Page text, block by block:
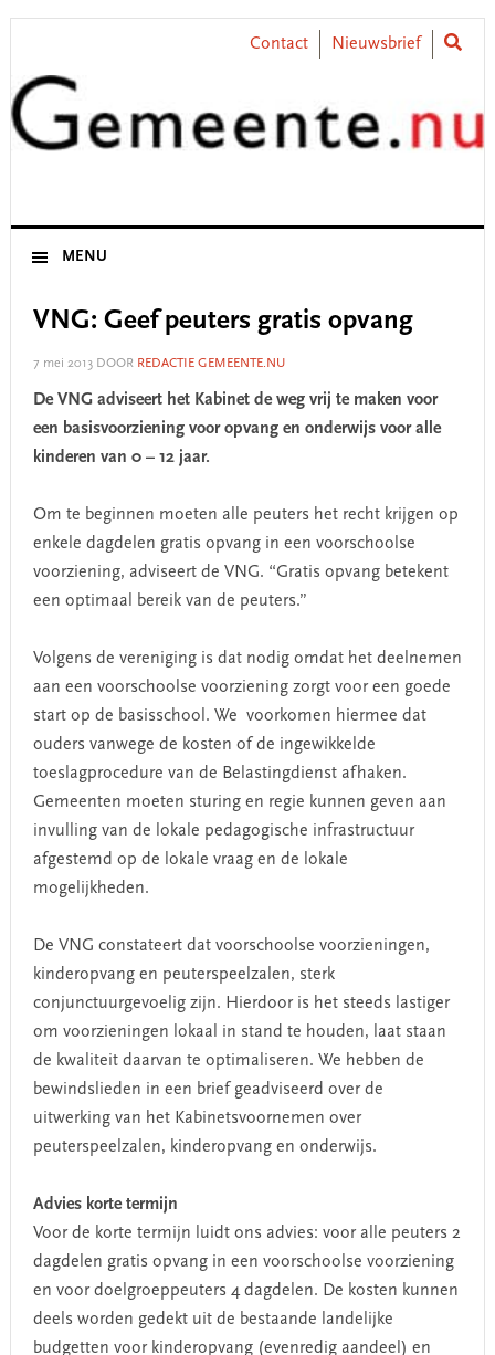
Skip
primary
navigation
Skip
content
Skip
primary
sidebar
Skip
footer
Contact Nieuwsbrief
MENU
VNG: Geef peuters gratis opvang
7 mei 2013DOOR REDACTIE GEMEENTE.NU
De VNG adviseert het Kabinet de weg vrij te maken voor
een basisvoorziening voor opvang en onderwijs voor alle
kinderen van 0 – 12 jaar.
Om te beginnen moeten alle peuters het recht krijgen op
enkele dagdelen gratis opvang in een voorschoolse
voorziening, adviseert de VNG. “Gratis opvang betekent
een optimaal bereik van de peuters.”
Volgens de vereniging is dat nodig omdat het deelnemen
aan een voorschoolse voorziening zorgt voor een goede
start op de basisschool. We voorkomen hiermee dat
ouders vanwege de kosten of de ingewikkelde
toeslagprocedure van de Belastingdienst afhaken.
Gemeenten moeten sturing en regie kunnen geven aan
invulling van de lokale pedagogische infrastructuur
afgestemd op de lokale vraag en de lokale
mogelijkheden.
De VNG constateert dat voorschoolse voorzieningen,
kinderopvang en peuterspeelzalen, sterk
conjunctuurgevoelig zijn. Hierdoor is het steeds lastiger
om voorzieningen lokaal in stand te houden, laat staan
de kwaliteit daarvan te optimaliseren. We hebben de
bewindslieden in een brief geadviseerd over de
uitwerking van het Kabinetsvoornemen over
peuterspeelzalen, kinderopvang en onderwijs.
Advies korte termijn
Voor de korte termijn luidt ons advies: voor alle peuters 2
dagdelen gratis opvang in een voorschoolse voorziening
en voor doelgroeppeuters 4 dagdelen. De kosten kunnen
deels worden gedekt uit de bestaande landelijke
budgetten voor kinderopvang (evenredig aandeel) en